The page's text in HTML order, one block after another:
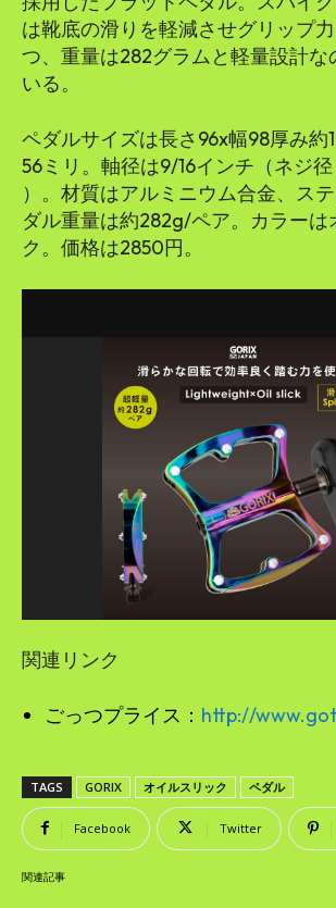
は靴底の滑りを軽減させグリップ
つ、重量は282グラムと軽量設計な
いる。
ペダルサイズは長さ96x幅98厚み約
56ミリ。軸径は9/16インチ（ネジ径
）。材質はアルミニウム合金、ス
ダル重量は約282g/ペア。カラーは
ク。価格は2850円。
関連リンク
ごっつプライス： http://
TAGS GORIX オイルスリック ペダル
Facebook Twitter
関連記事